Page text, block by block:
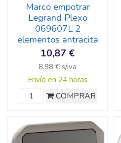
Marco empotrar
Legrand Plexo
069607L 2
elementos antracita
10,87 €
8,98 € s/iva
Envío en 24 horas
COMPRAR